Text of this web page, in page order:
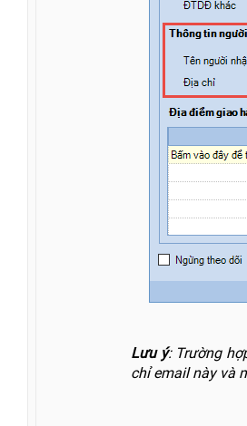
Lưu ý: Trường
chỉ email này và